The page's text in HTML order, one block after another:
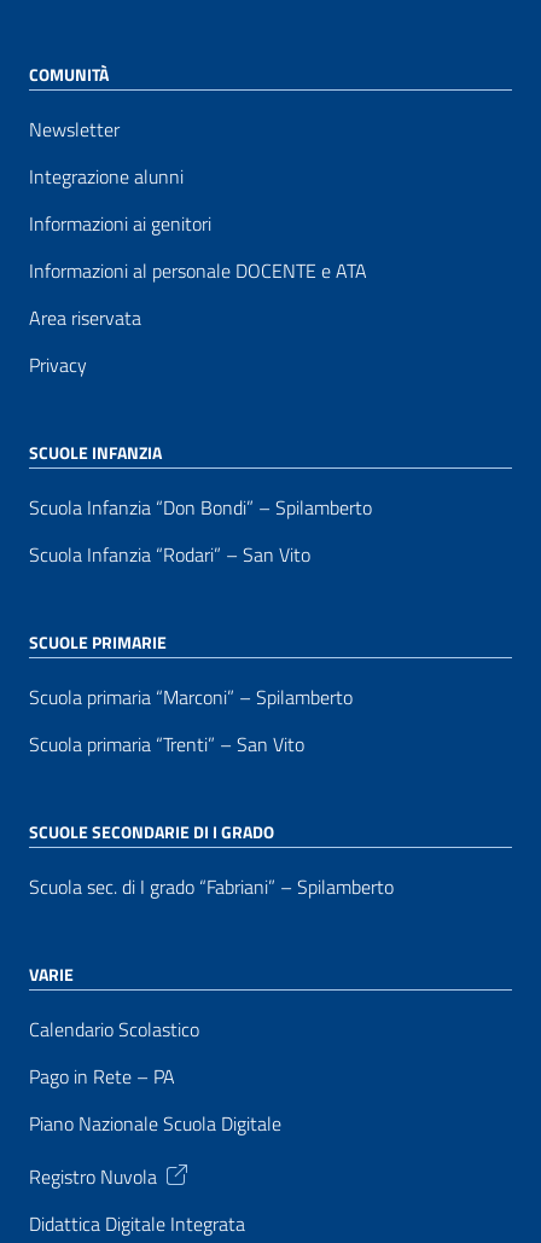
COMUNITÀ
Newsletter
Integrazione alunni
Informazioni ai genitori
Informazioni al personale DOCENTE e ATA
Area riservata
Privacy
SCUOLE INFANZIA
Scuola Infanzia “Don Bondi” – Spilamberto
Scuola Infanzia “Rodari” – San Vito
SCUOLE PRIMARIE
Scuola primaria “Marconi” – Spilamberto
Scuola primaria “Trenti” – San Vito
SCUOLE SECONDARIE DI I GRADO
Scuola sec. di I grado “Fabriani” – Spilamberto
VARIE
Calendario Scolastico
Pago in Rete – PA
Piano Nazionale Scuola Digitale
Registro Nuvola
Didattica Digitale Integrata